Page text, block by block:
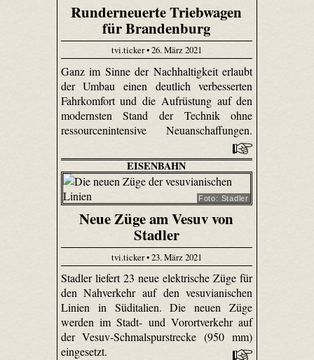
Runderneuerte Triebwagen
für Brandenburg
tvi.ticker • 26. März 2021
Ganz im Sinne der Nachhaltigkeit erlaubt
der Umbau einen deutlich verbesserten
Fahrkomfort und die Aufrüstung auf den
modernsten Stand der Technik ohne
ressourcenintensive Neuanschaffungen.
EISENBAHN
Foto: Stadler
Neue Züge am Vesuv von
Stadler
tvi.ticker • 23. März 2021
Stadler liefert 23 neue elektrische Züge für
den Nahverkehr auf den vesuvianischen
Linien in Süditalien. Die neuen Züge
werden im Stadt- und Vorortverkehr auf
der Vesuv-Schmalspurstrecke (950 mm)
eingesetzt.